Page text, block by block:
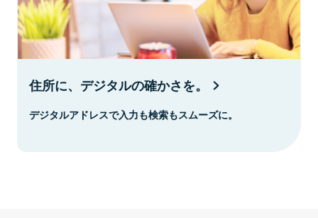
住所に、デジタルの確かさを。
デジタルアドレスで入力も検索もスムーズに。